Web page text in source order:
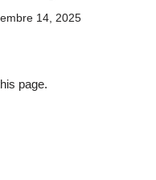
14, 2025
page.